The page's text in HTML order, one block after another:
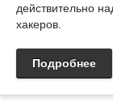
действительно
хакеров.
Подробнее